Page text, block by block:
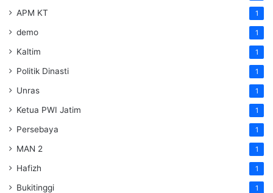
APM KT 1
demo 1
Kaltim 1
Politik Dinasti 1
Unras 1
Ketua PWI Jatim 1
Persebaya 1
MAN 2 1
Hafizh 1
Bukitinggi 1